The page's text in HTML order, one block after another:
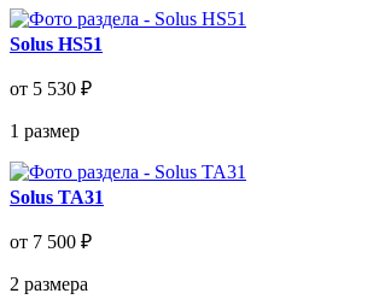
Solus HS51
от 5 530 ₽
1 размер
Solus TA31
от 7 500 ₽
2 размера